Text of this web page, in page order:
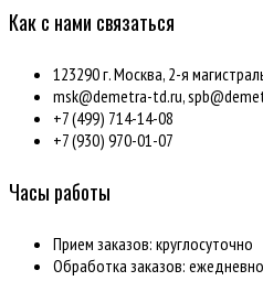
Как с нами связаться
123290 г. Москва, 2-я
msk@demetra-td.ru,
+7 (499) 714-14-08
+7 (930) 970-01-07
Часы работы
Прием заказов: круглосуточно
Обработка заказов: